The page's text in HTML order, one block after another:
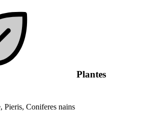
Plantes
Coniferes nains